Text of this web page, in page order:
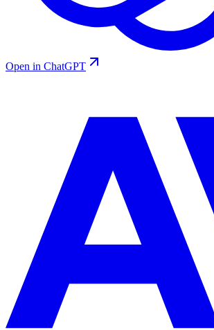
Open in ChatGPT